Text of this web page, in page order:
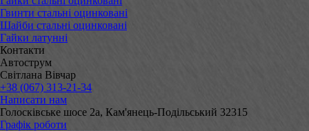
Гвинти стальні оцинковані
Шайби стальні оцинковані
Гайки латунні
Контакти
Автострум
Світлана Вівчар
+38 (067) 313-21-34
Написати нам
Голосківське шосе 2а, Кам'янець-Подільський 32315
Графік роботи